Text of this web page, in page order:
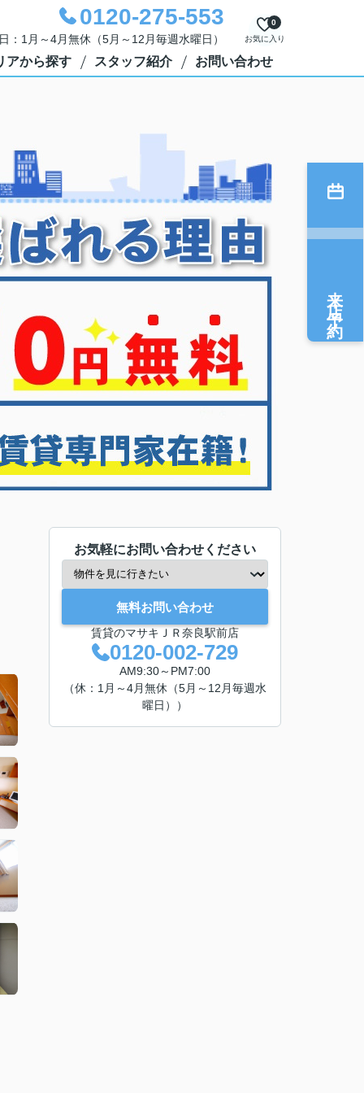
0120-275-553
1月～4月無休（5月～12月毎週水曜日） お気に入り
0
アから探す スタッフ紹介 お問い合わせ
お気軽にお問い合わせください
無料お問い合わせ
賃貸のマサキＪＲ奈良駅前店
0120-002-729
AM9:30～PM7:00
（休：1月～4月無休（5月～12月毎週水
曜日））
来店予約